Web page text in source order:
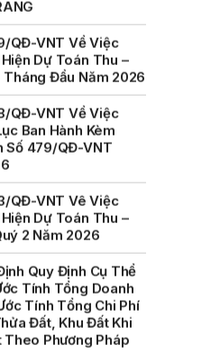
Dự Toán Thu –
Tháng Đầu Năm 2026
QĐ-VNT Về Việc
Ban Hành Kèm
Số 479/QĐ-VNT
QĐ-VNT Vê Việc
Dự Toán Thu –
2 Năm 2026
Quy Định Cụ Thể
Tính Tổng Doanh
Tính Tổng Chi Phí
Đất, Khu Đất Khi
Phương Pháp
Yếu Tố Ảnh Hưởng
Định Giá Đất Cụ
Tỉnh Khánh Hòa